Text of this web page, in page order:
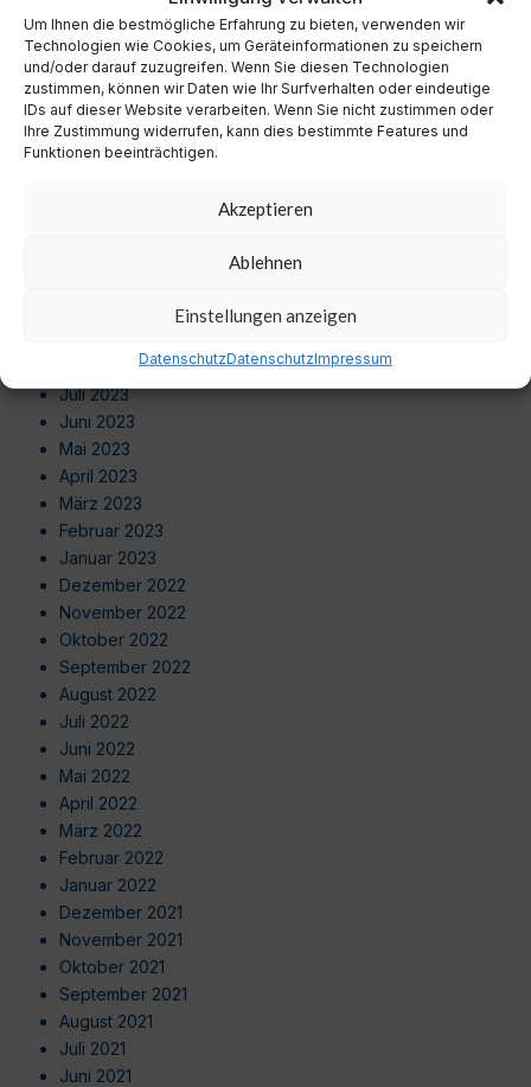
Um Ihnen die bestmögliche Erfahrung zu bieten, verwenden wir
Technologien wie Cookies, um Geräteinformationen zu speichern
und/oder darauf zuzugreifen. Wenn Sie diesen Technologien
zustimmen, können wir Daten wie Ihr Surfverhalten oder eindeutige
IDs auf dieser Website verarbeiten. Wenn Sie nicht zustimmen oder
Ihre Zustimmung widerrufen, kann dies bestimmte Features und
Funktionen beeinträchtigen.
Akzeptieren
Ablehnen
Einstellungen anzeigen
DatenschutzDatenschutzImpressum
August 2024
Juli 2024
Juni 2024
Mai 2024
April 2024
August 2023
Juli 2023
Juni 2023
Mai 2023
April 2023
März 2023
Februar 2023
Januar 2023
Dezember 2022
November 2022
Oktober 2022
September 2022
August 2022
Juli 2022
Juni 2022
Mai 2022
April 2022
März 2022
Februar 2022
Januar 2022
Dezember 2021
November 2021
Oktober 2021
September 2021
August 2021
Juli 2021
Juni 2021